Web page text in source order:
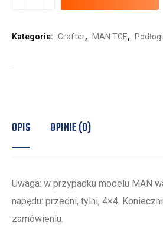
Kategorie: Crafter, MAN TGE, Podłogi
OPIS OPINIE (0)
Uwaga: w przypadku modelu MAN
napędu: przedni, tylni, 4×4.
zamówieniu.